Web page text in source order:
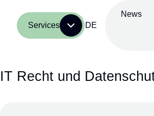
content
Services DE
News
IT Recht und